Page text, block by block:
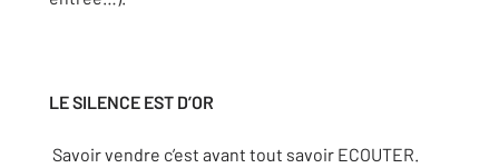
LE SILENCE EST D’OR
Savoir vendre c’est avant tout savoir ECOUTER.